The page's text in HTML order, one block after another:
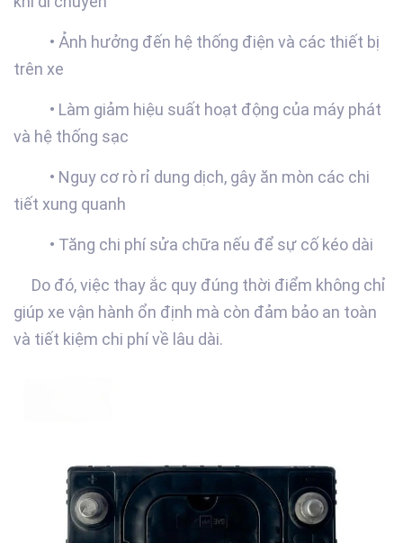
• Ảnh hưởng đến hệ thống điện và các thiết bị
trên xe
• Làm giảm hiệu suất hoạt động của máy phát
và hệ thống sạc
• Nguy cơ rò rỉ dung dịch, gây ăn mòn các chi
tiết xung quanh
• Tăng chi phí sửa chữa nếu để sự cố kéo dài
Do đó, việc thay ắc quy đúng thời điểm không chỉ
giúp xe vận hành ổn định mà còn đảm bảo an toàn
và tiết kiệm chi phí về lâu dài.